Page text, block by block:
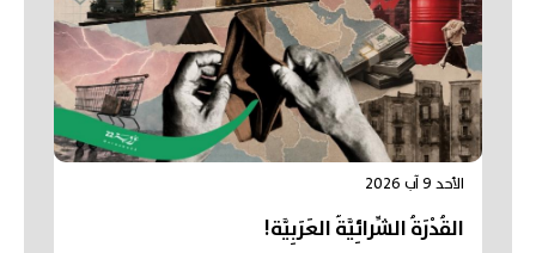
الأحد 9 آب 2026
القُدْرَةُ الشِّرائِيَّةُ العَرَبِيَّة!